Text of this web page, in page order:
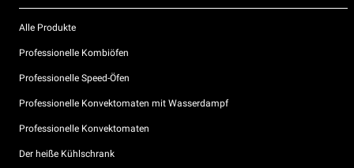
Alle Produkte
Professionelle Kombiöfen
Professionelle Speed-Öfen
Professionelle Konvektomaten mit Wasserdampf
Professionelle Konvektomaten
Der heiße Kühlschrank